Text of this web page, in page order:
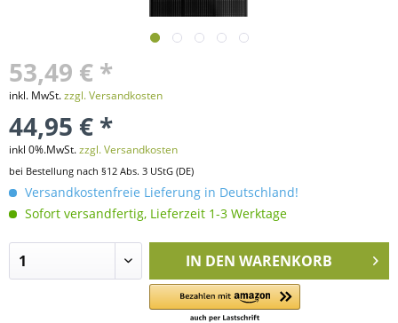
53,49 € *
inkl. MwSt.zzgl. Versandkosten
44,95 € *
inkl 0%.MwSt.zzgl. Versandkosten
bei Bestellung nach §12 Abs. 3 UStG (DE)
Versandkostenfreie Lieferung in Deutschland!
Sofort versandfertig, Lieferzeit 1-3 Werktage
IN DEN WARENKORB